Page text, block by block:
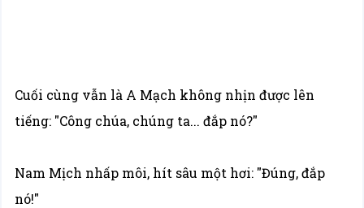
Cuối cùng vẫn là A Mạch không nhịn được lên
tiếng: "Công chúa, chúng ta... đắp nó?"
Nam Mịch nhấp môi, hít sâu một hơi: "Đúng, đắp
nó!"